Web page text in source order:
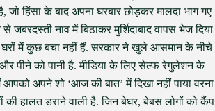
जो हिंसा के बाद अपना घरबार छोड़कर मालदा भाग गए
जबरदस्ती नाव में बिठाकर मुर्शिदाबाद वापस भेज दिया
घरों में कुछ बचा नहीं हैं. सरकार ने खुले आसमान के नीचे
पीने को पानी है. मीडिया के लिए सेल्फ रेगुलेशन के
अपने शो ‘आज की बात’ में दिखा नहीं पाया वरना
हालत डराने वाली है. जिन बेघर, बेबस लोगों को कैंप